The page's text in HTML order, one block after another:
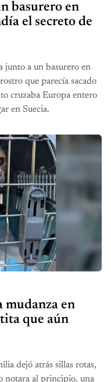
basurero en
el secreto de
junto a un basurero en
que parecía sacado
cruzaba Europa entero
en Suecia.
mudanza en
que aún
dejó atrás sillas rotas,
notara al principio, una